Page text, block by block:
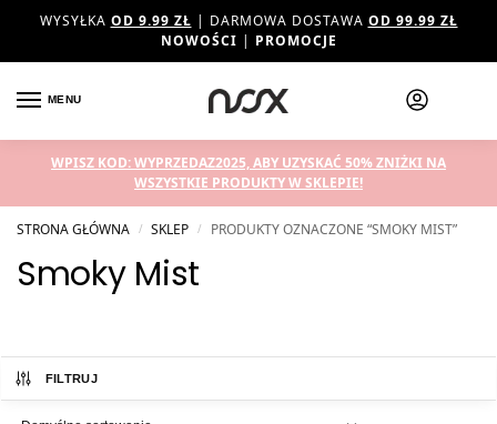
WYSYŁKA OD 9.99 ZŁ | DARMOWA DOSTAWA OD 99.99 ZŁ
NOWOŚCI | PROMOCJE
MENU
WPISZ KOD: WYPRZEDAZ2025, ABY UZYSKAĆ 50% ZNIŻKI NA
WSZYSTKIE PRODUKTY W SKLEPIE!
STRONA GŁÓWNA / SKLEP / PRODUKTY OZNACZONE “SMOKY MIST”
Smoky Mist
FILTRUJ